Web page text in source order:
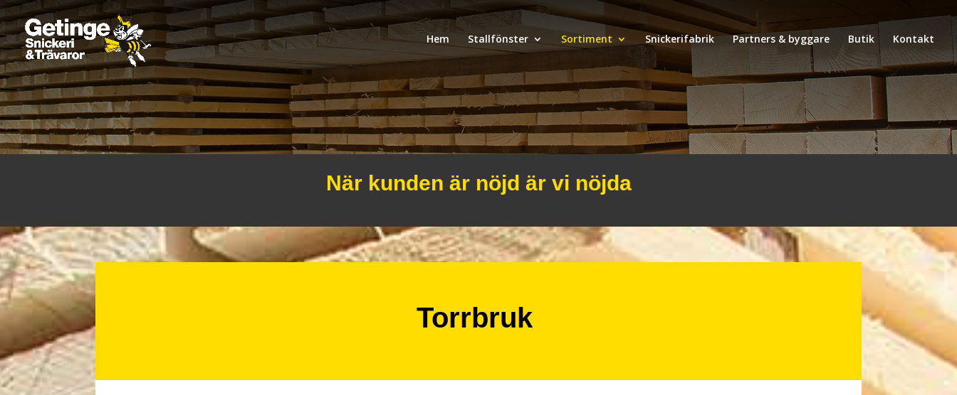
Hem Stallfönster Sortiment Snickerifabrik Partners & byggare Butik Kontakt
När kunden är nöjd är vi nöjda
Torrbruk